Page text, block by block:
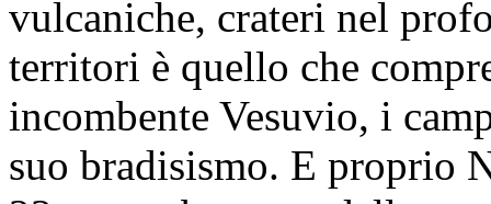
vulcaniche, crateri nel
territori è quello che
incombente Vesuvio, i
suo bradisismo. E proprio